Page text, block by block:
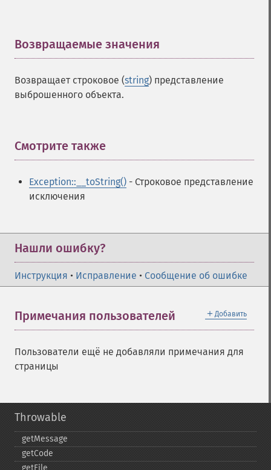
Возвращаемые значения
Возвращает строковое (string) представление
выброшенного объекта.
Смотрите также
Exception::__toString() - Строковое представление
исключения
Нашли ошибку?
Инструкция • Исправление • Сообщение об ошибке
＋ Добавить
Примечания пользователей
Пользователи ещё не добавляли примечания для
страницы
Throwable
getMessage
getCode
getFile